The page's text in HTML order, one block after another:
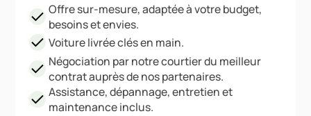
Offre sur-mesure, adaptée à votre budget,
besoins et envies.
Voiture livrée clés en main.
Négociation par notre courtier du meilleur
contrat auprès de nos partenaires.
Assistance, dépannage, entretien et
maintenance inclus.